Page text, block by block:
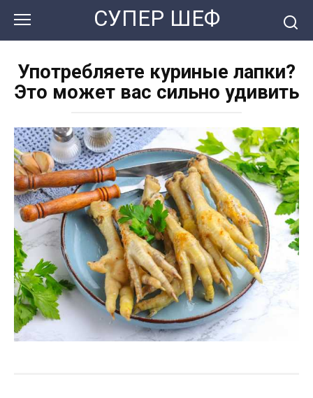
контенту
СУПЕР ШЕФ
Употребляете куриные лапки?
Это может вас сильно удивить